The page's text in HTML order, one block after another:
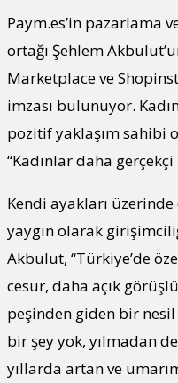
Paym.es’in pazarlama
ortağı Şehlem
Marketplace ve
imzası bulunuyor.
pozitif yaklaşım sahibi
“Kadınlar daha
Kendi ayakları üzerinde
yaygın olarak
Akbulut, “Türkiye’de
cesur, daha açık
peşinden giden bir
bir şey yok, yılmadan
yıllarda artan ve